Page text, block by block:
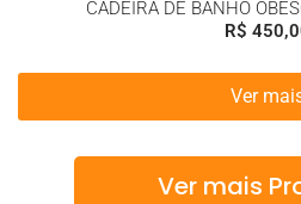
CADEIRA DE BANHO
R$
Ver
Ver mais